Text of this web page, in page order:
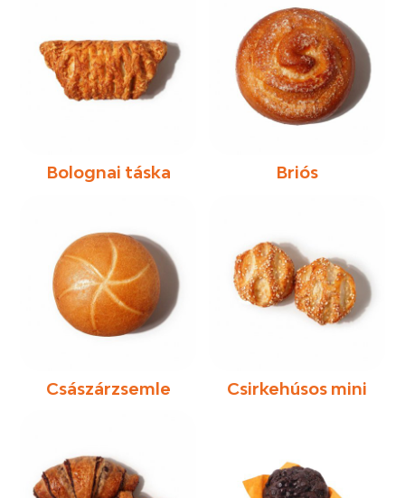
Bolognai táska Briós
Császárzsemle Csirkehúsos mini